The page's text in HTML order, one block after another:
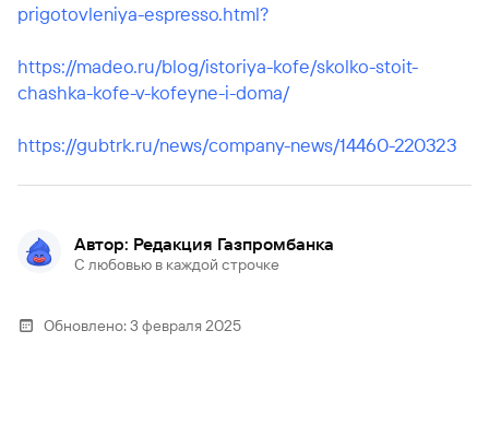
prigotovleniya-espresso.html?
https://madeo.ru/blog/istoriya-kofe/skolko-stoit-
chashka-kofe-v-kofeyne-i-doma/
https://gubtrk.ru/news/company-news/14460-220323
Автор: Редакция Газпромбанка
С любовью в каждой строчке
Обновлено:3 февраля 2025